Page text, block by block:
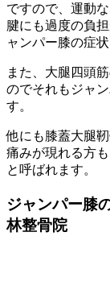
ですので、運動
腱にも過度の負
ャンパー膝の症状
また、大腿四頭
のでそれもジャ
す。
他にも膝蓋大腿
痛みが現れる方
と呼ばれます。
ジャンパー膝
林整骨院